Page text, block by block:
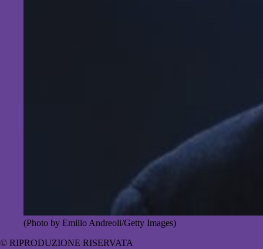
(Photo by Emilio Andreoli/Getty Images)
© RIPRODUZIONE RISERVATA